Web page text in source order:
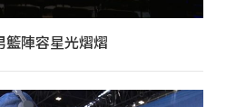
陣容星光熠熠